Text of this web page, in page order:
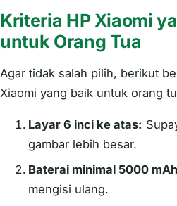
Kriteria HP Xiaomi
untuk Orang Tua
Agar tidak salah pilih, berikut
Xiaomi yang baik untuk orang
Layar 6 inci ke atas:
gambar lebih besar.
Baterai minimal 5000
mengisi ulang.